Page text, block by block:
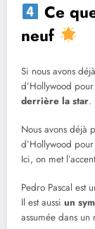
Ce
neuf
Si nous avons
d’Hollywood
derrière la star.
Nous avons déjà
d’Hollywood pour
Ici, on met
Pedro Pascal est
Il est aussi un
assumée dans